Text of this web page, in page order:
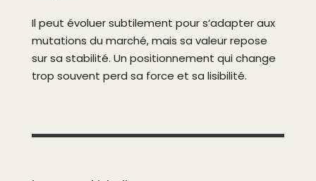
Il peut évoluer subtilement pour s’adapter aux
mutations du marché, mais sa valeur repose
sur sa stabilité. Un positionnement qui change
trop souvent perd sa force et sa lisibilité.